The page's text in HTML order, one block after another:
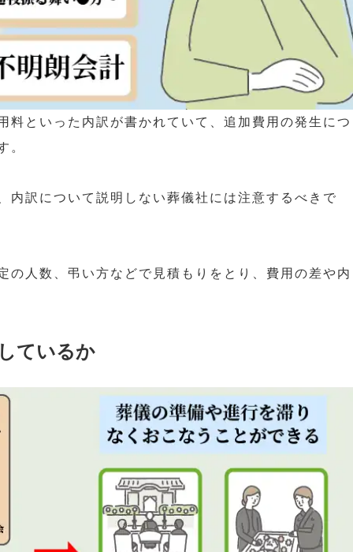
料といった内訳が書かれていて、追加費用の発生につ
。
内訳について説明しない葬儀社には注意するべきで
の人数、弔い方などで見積もりをとり、費用の差や内
ているか